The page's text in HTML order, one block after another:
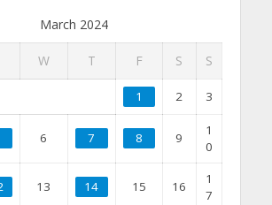
March 2024
W T F S S
1 2 3
6 7 8 9
1
0
13 14 15 16
1
7